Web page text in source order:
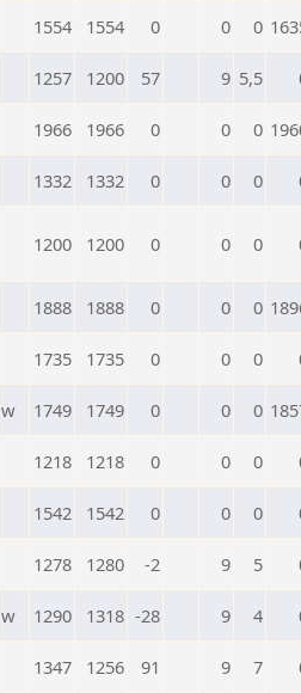
1554 1554 0 0 0
1257 1200 57 9 5,5
1966 1966 0 0 0
1332 1332 0 0 0
1200 1200 0 0 0
1888 1888 0 0 0
1735 1735 0 0 0
w 1749 1749 0 0 0
1218 1218 0 0 0
1542 1542 0 0 0
1278 1280 -2 9 5
w 1290 1318 -28 9 4
1347 1256 91 9 7